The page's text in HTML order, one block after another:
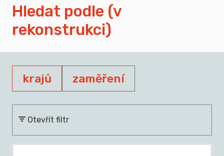
Hledat podle (v
rekonstrukci)
krajů zaměření
Otevřít filtr